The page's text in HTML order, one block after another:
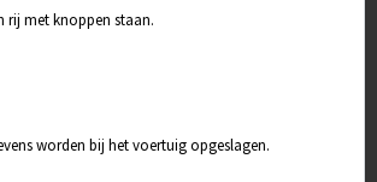
rij met knoppen staan.
worden bij het voertuig opgeslagen.